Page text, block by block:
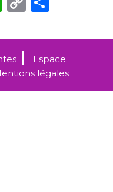
Espace
légales